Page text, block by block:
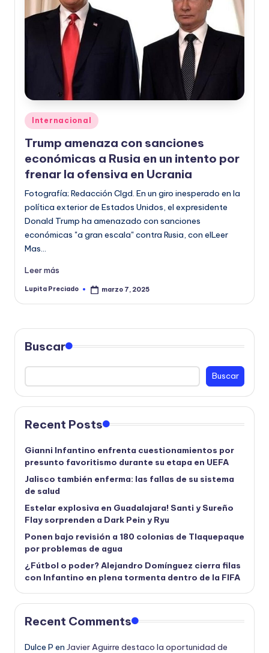
Publicado
en
Internacional
Trump amenaza con sanciones
económicas a Rusia en un intento por
frenar la ofensiva en Ucrania
Fotografía; Redacción CIgd. En un giro inesperado en la
política exterior de Estados Unidos, el expresidente
Donald Trump ha amenazado con sanciones
económicas "a gran escala" contra Rusia, con elLeer
Mas…
Leer más
Publicado
Lupita Preciado marzo 7, 2025
Buscar
Buscar
Recent Posts
Gianni Infantino enfrenta cuestionamientos por
presunto favoritismo durante su etapa en UEFA
Jalisco también enferma: las fallas de su sistema
de salud
Estelar explosiva en Guadalajara! Santi y Sureño
Flay sorprenden a Dark Pein y Ryu
Ponen bajo revisión a 180 colonias de Tlaquepaque
por problemas de agua
¿Fútbol o poder? Alejandro Domínguez cierra filas
con Infantino en plena tormenta dentro de la FIFA
Recent Comments
Dulce P en Javier Aguirre destaco la oportunidad de